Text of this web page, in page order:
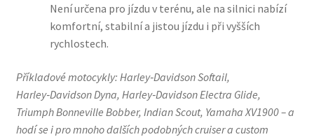
Není určena pro jízdu v terénu, ale na silnici nabízí
komfortní, stabilní a jistou jízdu i při vyšších
rychlostech.
Příkladové motocykly: Harley‑Davidson Softail,
Harley‑Davidson Dyna, Harley‑Davidson Electra Glide,
Triumph Bonneville Bobber, Indian Scout, Yamaha XV1900 – a
hodí se i pro mnoho dalších podobných cruiser a custom